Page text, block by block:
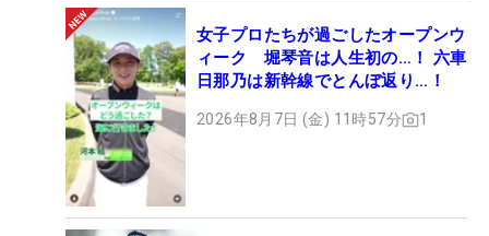
高の1週間だ。あっはっはっ！」と、やはり興奮冷
めやらぬ様子だった。
かつてマキロイは“アンチ・LIVゴルフ”の急先鋒だっ
たが、最近ではLIVの良さを口にするようになり、
同ツアーの競技フォーマットであるチーム戦をPGA
ツアーでも採り入れるべきだと提唱している。
女子プロたちが過ごしたオープンウ
ィーク 堀琴音は人生初の…！ 六車
日那乃は新幹線でとんぼ返り…！
2026年8月7日 (金) 11時57分 1